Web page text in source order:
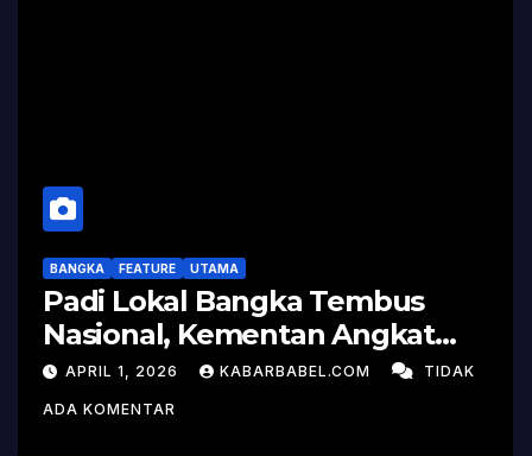
BANGKA FEATURE UTAMA
Padi Lokal Bangka Tembus
Nasional, Kementan Angkat
Kisah Sukses Pelepasan
Varietas
APRIL 1, 2026 KABARBABEL.COM TIDAK
ADA KOMENTAR